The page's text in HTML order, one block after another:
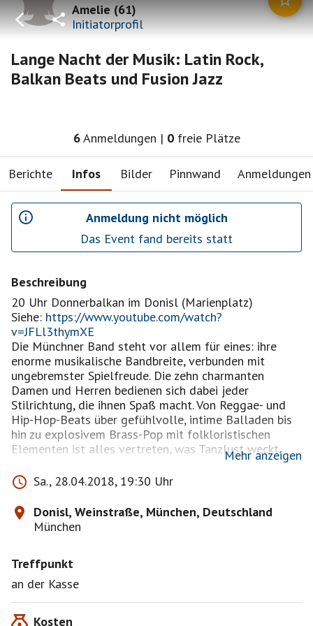
Amelie(61)
Initiatorprofil
Lange Nacht der Musik: Latin Rock,
Balkan Beats und Fusion Jazz
6Anmeldungen | 0 freie Plätze
Berichte Infos Bilder Pinnwand Anmeldungen
Anmeldung nicht möglich
Das Event fand bereits statt
Beschreibung
20 Uhr Donnerbalkan im Donisl (Marienplatz)
Siehe: https://www.youtube.com/watch?
v=JFLl3thymXE
Die Münchner Band steht vor allem für eines: ihre
enorme musikalische Bandbreite, verbunden mit
ungebremster Spielfreude. Die zehn charmanten
Damen und Herren bedienen sich dabei jeder
Stilrichtung, die ihnen Spaß macht. Von Reggae- und
Hip-Hop-Beats über gefühlvolle, intime Balladen bis
hin zu explosivem Brass-Pop mit folkloristischen
Elementen ist alles vertreten, was Tanzlust weckt.
22 Uhr Dramaturgia & Friends im Münchner
Künstlerhaus (Karlsplatz)
Siehe:
https://www.drumaturgia.de/drumaturgiaandfriends
Trommelkunst (Taiko Drumming) entzündet sich mit
Mozart und Paganini zu einem modernen Feuerwerk.
an deren Ende eine einzigartige Musik entsteht. Ihre
Mehr anzeigen
Sa., 28.04.2018, 19:30 Uhr
Donisl, Weinstraße, München, Deutschland
München
Treffpunkt
an der Kasse
Kosten